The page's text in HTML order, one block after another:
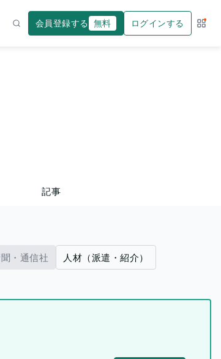
会員登録する 無料 ログインする サー
記事
・通信社 人材（派遣・紹介）